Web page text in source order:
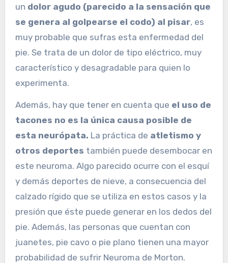
un dolor agudo (parecido a la sensación que
se genera al golpearse el codo) al pisar, es
muy probable que sufras esta enfermedad del
pie. Se trata de un dolor de tipo eléctrico, muy
característico y desagradable para quien lo
experimenta.
Además, hay que tener en cuenta que el uso de
tacones no es la única causa posible de
esta neurópata. La práctica de atletismo y
otros deportes también puede desembocar en
este neuroma. Algo parecido ocurre con el esquí
y demás deportes de nieve, a consecuencia del
calzado rígido que se utiliza en estos casos y la
presión que éste puede generar en los dedos del
pie. Además, las personas que cuentan con
juanetes, pie cavo o pie plano tienen una mayor
probabilidad de sufrir Neuroma de Morton.